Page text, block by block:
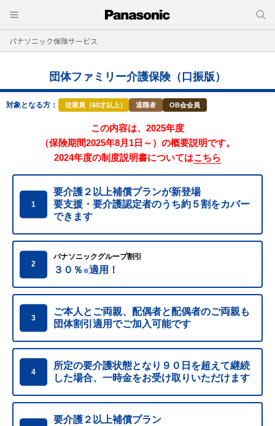
パナソニック保険サービス
団体ファミリー介護保険（口振版）
対象となる方： 従業員（60才以上） 退職者 OB会会員
この内容は、2025年度
（保険期間2025年8月1日～）の概要説明です。
2024年度の制度説明書についてはこちら
1
要介護２以上補償プランが新登場
要支援・要介護認定者のうち約５割をカバー
できます
2
パナソニックグループ割引
３０％ ※適用！
3
ご本人とご両親、配偶者と配偶者のご両親も
団体割引適用でご加入可能です
4
所定の要介護状態となり９０日を超えて継続
した場合、 一時金をお受け取りいただけます
要介護２以上補償プラン